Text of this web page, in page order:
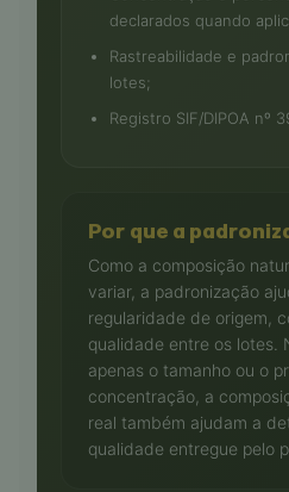
declarados quando
Rastreabilidade e
lotes;
Registro SIF/DIPOA nº
Por que a
Como a composição
variar, a padronização
regularidade de origem,
qualidade entre os lotes.
apenas o tamanho ou o
concentração, a
real também ajudam a
qualidade entregue pelo